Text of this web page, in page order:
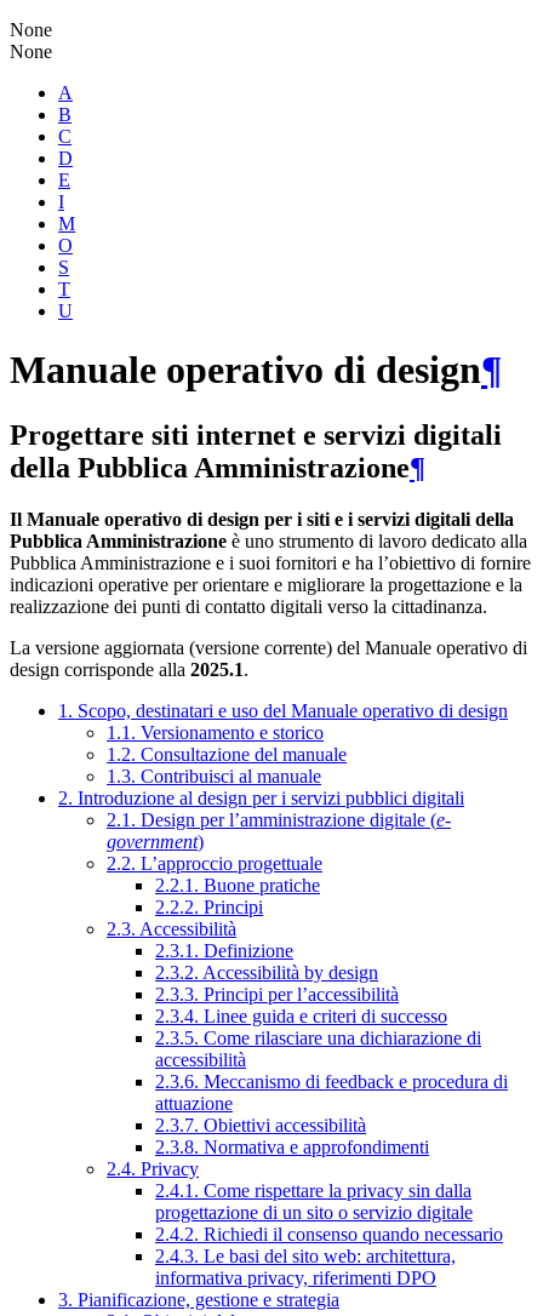
None
None
A
B
C
D
E
I
M
O
S
T
U
Manuale operativo di design¶
Progettare siti internet e servizi digitali
della Pubblica Amministrazione¶
Il Manuale operativo di design per i siti e i servizi digitali della
Pubblica Amministrazione è uno strumento di lavoro dedicato alla
Pubblica Amministrazione e i suoi fornitori e ha l’obiettivo di fornire
indicazioni operative per orientare e migliorare la progettazione e la
realizzazione dei punti di contatto digitali verso la cittadinanza.
La versione aggiornata (versione corrente) del Manuale operativo di
design corrisponde alla 2025.1.
1. Scopo, destinatari e uso del Manuale operativo di design
1.1. Versionamento e storico
1.2. Consultazione del manuale
1.3. Contribuisci al manuale
2. Introduzione al design per i servizi pubblici digitali
2.1. Design per l’amministrazione digitale (e-
government)
2.2. L’approccio progettuale
2.2.1. Buone pratiche
2.2.2. Principi
2.3. Accessibilità
2.3.1. Definizione
2.3.2. Accessibilità by design
2.3.3. Principi per l’accessibilità
2.3.4. Linee guida e criteri di successo
2.3.5. Come rilasciare una dichiarazione di
accessibilità
2.3.6. Meccanismo di feedback e procedura di
attuazione
2.3.7. Obiettivi accessibilità
2.3.8. Normativa e approfondimenti
2.4. Privacy
2.4.1. Come rispettare la privacy sin dalla
progettazione di un sito o servizio digitale
2.4.2. Richiedi il consenso quando necessario
2.4.3. Le basi del sito web: architettura,
informativa privacy, riferimenti DPO
3. Pianificazione, gestione e strategia